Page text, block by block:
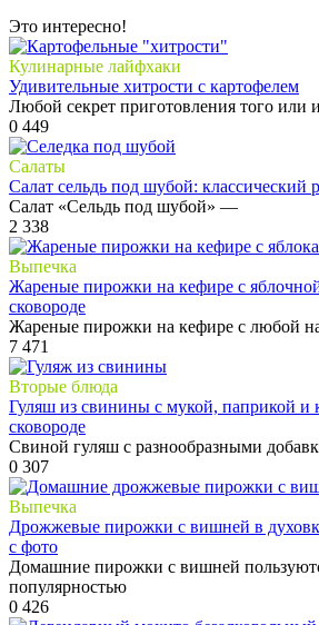
Это интересно!
Кулинарные лайфхаки
Удивительные хитрости с картофелем
Любой секрет приготовления того или
0 449
Салаты
Салат сельдь под шубой: классический
Салат «Сельдь под шубой» —
2 338
Выпечка
Жареные пирожки на кефире с
сковороде
Жареные пирожки на кефире с любой
7 471
Вторые блюда
Гуляш из свинины с мукой, паприкой и
сковороде
Свиной гуляш с разнообразными
0 307
Выпечка
Дрожжевые пирожки с вишней в
с фото
Домашние пирожки с вишней
популярностью
0 426